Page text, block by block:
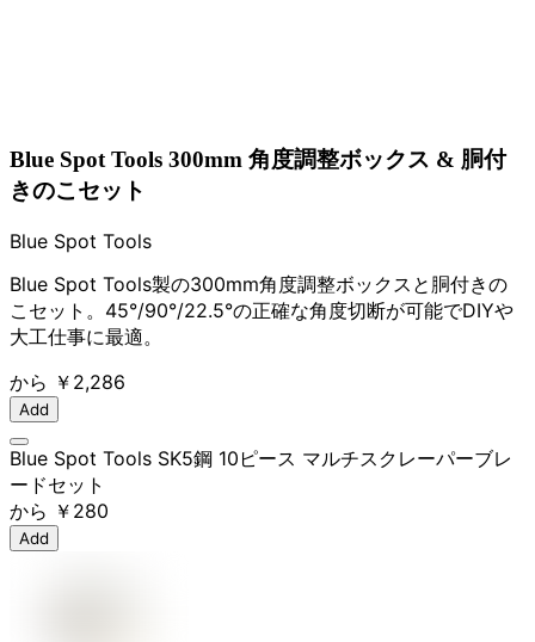
Blue Spot Tools 300mm 角度調整ボックス & 胴付
きのこセット
Blue Spot Tools
Blue Spot Tools製の300mm角度調整ボックスと胴付きの
こセット。45°/90°/22.5°の正確な角度切断が可能でDIYや
大工仕事に最適。
から ￥2,286
Add
Blue Spot Tools SK5鋼 10ピース マルチスクレーパーブレ
ードセット
から ￥280
Add